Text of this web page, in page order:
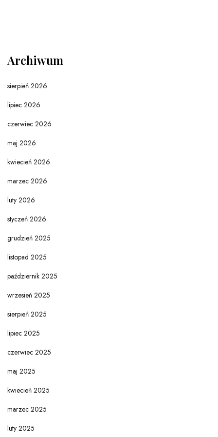
Archiwum
sierpień 2026
lipiec 2026
czerwiec 2026
maj 2026
kwiecień 2026
marzec 2026
luty 2026
styczeń 2026
grudzień 2025
listopad 2025
październik 2025
wrzesień 2025
sierpień 2025
lipiec 2025
czerwiec 2025
maj 2025
kwiecień 2025
marzec 2025
luty 2025